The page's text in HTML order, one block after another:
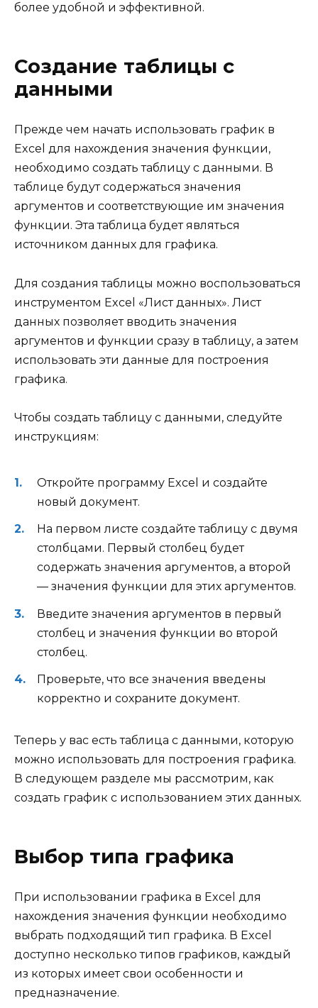
более удобной и эффективной.
Создание таблицы с
данными
Прежде чем начать использовать график в
Excel для нахождения значения функции,
необходимо создать таблицу с данными. В
таблице будут содержаться значения
аргументов и соответствующие им значения
функции. Эта таблица будет являться
источником данных для графика.
Для создания таблицы можно воспользоваться
инструментом Excel «Лист данных». Лист
данных позволяет вводить значения
аргументов и функции сразу в таблицу, а затем
использовать эти данные для построения
графика.
Чтобы создать таблицу с данными, следуйте
инструкциям:
Откройте программу Excel и создайте
новый документ.
На первом листе создайте таблицу с двумя
столбцами. Первый столбец будет
содержать значения аргументов, а второй
— значения функции для этих аргументов.
Введите значения аргументов в первый
столбец и значения функции во второй
столбец.
Проверьте, что все значения введены
корректно и сохраните документ.
Теперь у вас есть таблица с данными, которую
можно использовать для построения графика.
В следующем разделе мы рассмотрим, как
создать график с использованием этих данных.
Выбор типа графика
При использовании графика в Excel для
нахождения значения функции необходимо
выбрать подходящий тип графика. В Excel
доступно несколько типов графиков, каждый
из которых имеет свои особенности и
предназначение.